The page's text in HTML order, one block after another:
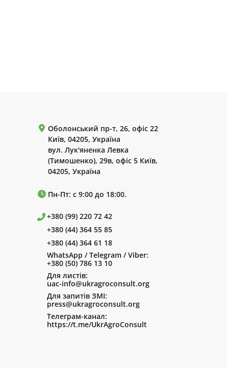
Оболонський пр-т, 26, офіс 22
Київ, 04205, Україна
вул. Лук'яненка Левка
(Тимошенко), 29в, офіс 5 Київ,
04205, Україна
Пн-Пт: с 9:00 до 18:00.
+380 (99) 220 72 42
+380 (44) 364 55 85
+380 (44) 364 61 18
WhatsApp / Telegram / Viber:
+380 (50) 786 13 10
Для листів:
uac-info@ukragroconsult.org
Для запитів ЗМІ:
press@ukragroconsult.org
Телеграм-канал:
https://t.me/UkrAgroConsult